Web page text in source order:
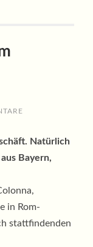
Natürlich
Bayern,
in Rom-
stattfindenden